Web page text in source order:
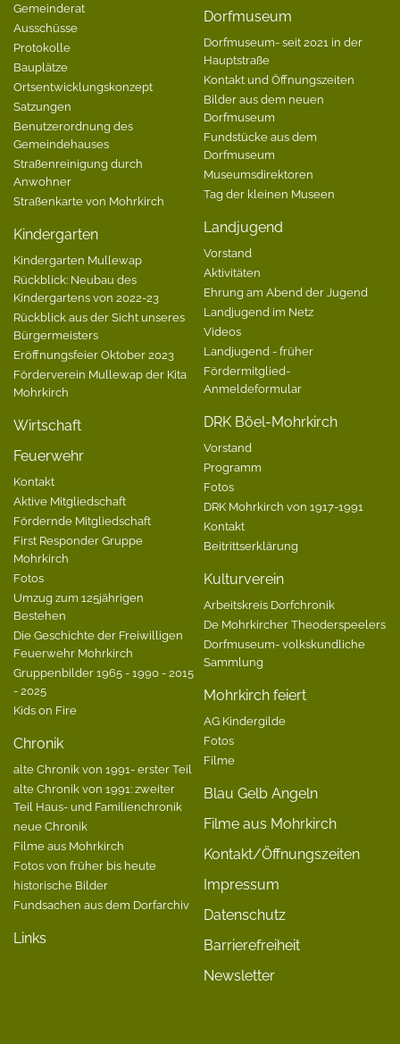
Gemeinderat
Ausschüsse
Protokolle
Bauplätze
Ortsentwicklungskonzept
Satzungen
Benutzerordnung des
Gemeindehauses
Straßenreinigung durch
Anwohner
Straßenkarte von Mohrkirch
Kindergarten
Kindergarten Mullewap
Rückblick: Neubau des
Kindergartens von 2022-23
Rückblick aus der Sicht unseres
Bürgermeisters
Eröffnungsfeier Oktober 2023
Förderverein Mullewap der Kita
Mohrkirch
Wirtschaft
Feuerwehr
Kontakt
Aktive Mitgliedschaft
Fördernde Mitgliedschaft
First Responder Gruppe
Mohrkirch
Fotos
Umzug zum 125jährigen
Bestehen
Die Geschichte der Freiwilligen
Feuerwehr Mohrkirch
Gruppenbilder 1965 - 1990 - 2015
- 2025
Kids on Fire
Chronik
alte Chronik von 1991- erster Teil
alte Chronik von 1991: zweiter
Teil Haus- und Familienchronik
neue Chronik
Filme aus Mohrkirch
Fotos von früher bis heute
historische Bilder
Fundsachen aus dem Dorfarchiv
Links
Dorfmuseum
Dorfmuseum- seit 2021 in der
Hauptstraße
Kontakt und Öffnungszeiten
Bilder aus dem neuen
Dorfmuseum
Fundstücke aus dem
Dorfmuseum
Museumsdirektoren
Tag der kleinen Museen
Landjugend
Vorstand
Aktivitäten
Ehrung am Abend der Jugend
Landjugend im Netz
Videos
Landjugend - früher
Fördermitglied-
Anmeldeformular
DRK Böel-Mohrkirch
Vorstand
Programm
Fotos
DRK Mohrkirch von 1917-1991
Kontakt
Beitrittserklärung
Kulturverein
Arbeitskreis Dorfchronik
De Mohrkircher Theoderspeelers
Dorfmuseum- volkskundliche
Sammlung
Mohrkirch feiert
AG Kindergilde
Fotos
Filme
Blau Gelb Angeln
Filme aus Mohrkirch
Kontakt/Öffnungszeiten
Impressum
Datenschutz
Barrierefreiheit
Newsletter